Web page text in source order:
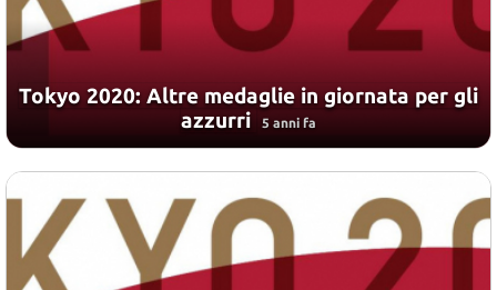
Tokyo 2020: Altre medaglie in giornata per gli
azzurri
5 anni fa